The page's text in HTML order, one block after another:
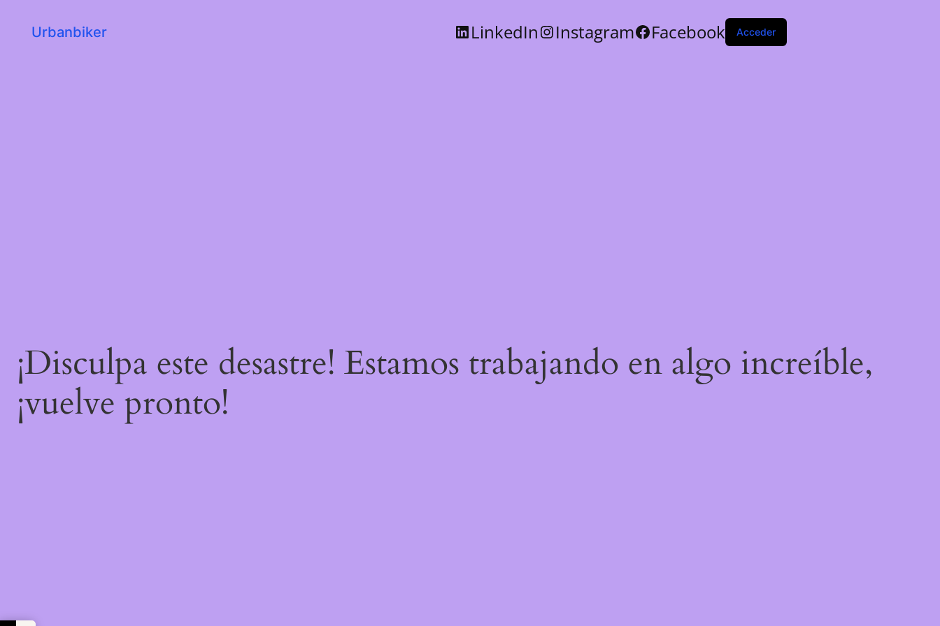
Urbanbiker LinkedIn Instagram Facebook Acceder
¡Disculpa este desastre! Estamos trabajando en algo increíble,
¡vuelve pronto!